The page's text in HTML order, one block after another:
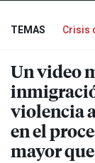
TEMAS Crisis
Un video
violencia
en el
mayor